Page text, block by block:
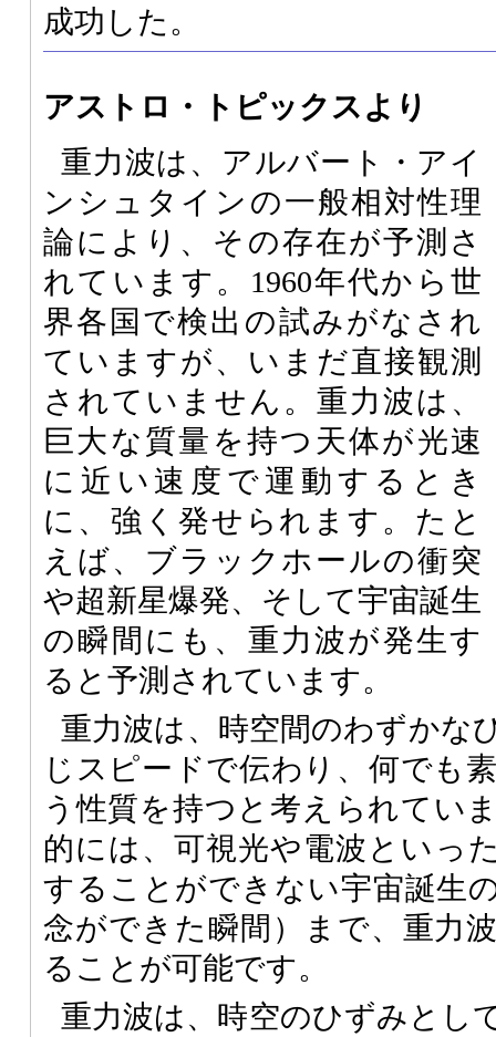
成功した。
アストロ・トピックスより
重力波は、アルバート・アイ
ンシュタインの一般相対性理
論により、その存在が予測さ
れています。1960年代から世
界各国で検出の試みがなされ
ていますが、いまだ直接観測
されていません。重力波は、
巨大な質量を持つ天体が光速
に近い速度で運動するとき
に、強く発せられます。たと
えば、ブラックホールの衝突
や超新星爆発、そして宇宙誕生
の瞬間にも、重力波が発生す
ると予測されています。
重力波は、時空間のわずかな
じスピードで伝わり、何でも
う性質を持つと考えられてい
的には、可視光や電波といっ
することができない宇宙誕生
念ができた瞬間）まで、重力
ることが可能です。
重力波は、時空のひずみとし